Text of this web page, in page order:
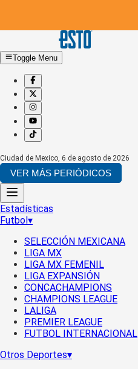
Toggle Menu
Ciudad de Mexico, 6 de agosto de 2026
VER MÁS PERIÓDICOS
Estadísticas
Futbol▾
SELECCIÓN MEXICANA
LIGA MX
LIGA MX FEMENIL
LIGA EXPANSIÓN
CONCACHAMPIONS
CHAMPIONS LEAGUE
LALIGA
PREMIER LEAGUE
FUTBOL INTERNACIONAL
Otros Deportes▾